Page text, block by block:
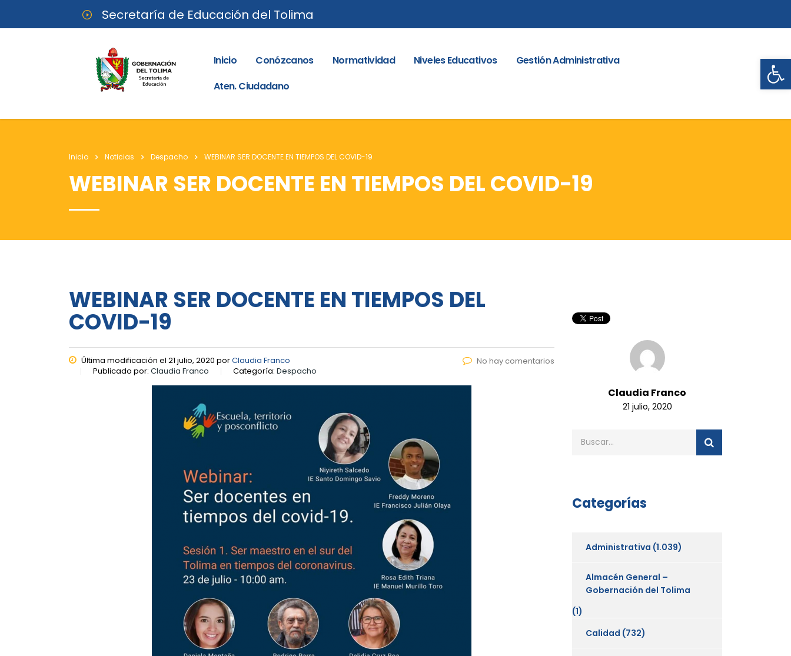
Secretaría de Educación del Tolima
Inicio Conózcanos Normatividad Niveles Educativos
Gestión Administrativa
Aten. Ciudadano
Inicio Noticias Despacho WEBINAR SER DOCENTE EN TIEMPOS DEL COVID-19
WEBINAR SER DOCENTE EN TIEMPOS DEL COVID-19
WEBINAR SER DOCENTE EN TIEMPOS DEL
COVID-19
Última modificación el 21 julio, 2020 porClaudia Franco
Publicado por: Claudia Franco Categoría: Despacho
No hay comentarios
Claudia Franco
21 julio, 2020
Categorías
Administrativa (1.039)
Almacén General –
Gobernación del Tolima
(1)
Calidad (732)